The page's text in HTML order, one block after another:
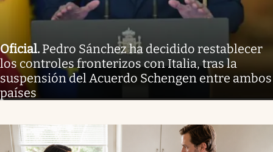
Oficial. Pedro Sánchez ha decidido restablecer
los controles fronterizos con Italia, tras la
suspensión del Acuerdo Schengen entre ambos
países